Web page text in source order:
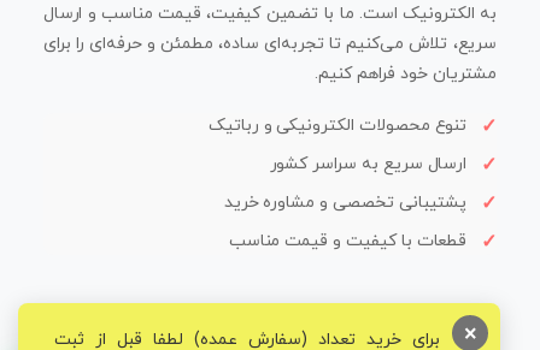
به الکترونیک است. ما با تضمین کیفیت، قیمت مناسب و ارسال
سریع، تلاش می‌کنیم تا تجربه‌ای ساده، مطمئن و حرفه‌ای را برای
مشتریان خود فراهم کنیم.
تنوع محصولات الکترونیکی و رباتیک
ارسال سریع به سراسر کشور
پشتیبانی تخصصی و مشاوره خرید
قطعات با کیفیت و قیمت مناسب
برای خرید تعداد (سفارش عمده) لطفا قبل از ثبت ×